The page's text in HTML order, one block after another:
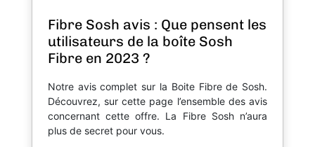
Fibre Sosh avis : Que pensent les
utilisateurs de la boîte Sosh
Fibre en 2023 ?
Notre avis complet sur la Boite Fibre de Sosh.
Découvrez, sur cette page l’ensemble des avis
concernant cette offre. La Fibre Sosh n’aura
plus de secret pour vous.